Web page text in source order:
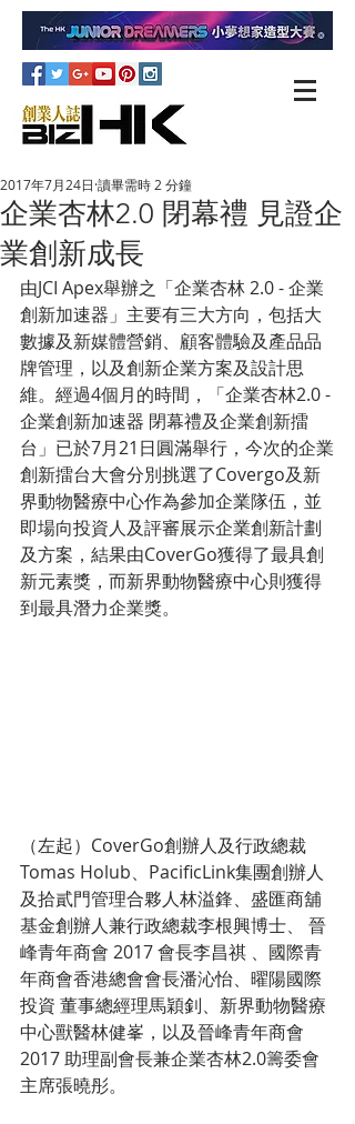
企業杏林2.0 閉幕禮 見證企
業創新成長
2017年7月24日 讀畢需時 2 分鐘
由JCI Apex舉辦之「企業杏林 2.0 - 企業
創新加速器」主要有三大方向，包括大
數據及新媒體營銷、顧客體驗及產品品
牌管理，以及創新企業方案及設計思
維。經過4個月的時間，「企業杏林2.0 -
企業創新加速器 閉幕禮及企業創新擂
台」已於7月21日圓滿舉行，今次的企業
創新擂台大會分別挑選了Covergo及新
界動物醫療中心作為參加企業隊伍，並
即場向投資人及評審展示企業創新計劃
及方案，結果由CoverGo獲得了最具創
新元素獎，而新界動物醫療中心則獲得
到最具潛力企業獎。
（左起）CoverGo創辦人及行政總裁
Tomas Holub、PacificLink集團創辦人
及拾貳門管理合夥人林溢鋒、盛匯商舖
基金創辦人兼行政總裁李根興博士、 晉
峰青年商會 2017 會長李昌祺 、國際青
年商會香港總會會長潘沁怡、曜陽國際
投資 董事總經理馬穎釗、新界動物醫療
中心獸醫林健峯，以及晉峰青年商會
2017 助理副會長兼企業杏林2.0籌委會
主席張曉彤。